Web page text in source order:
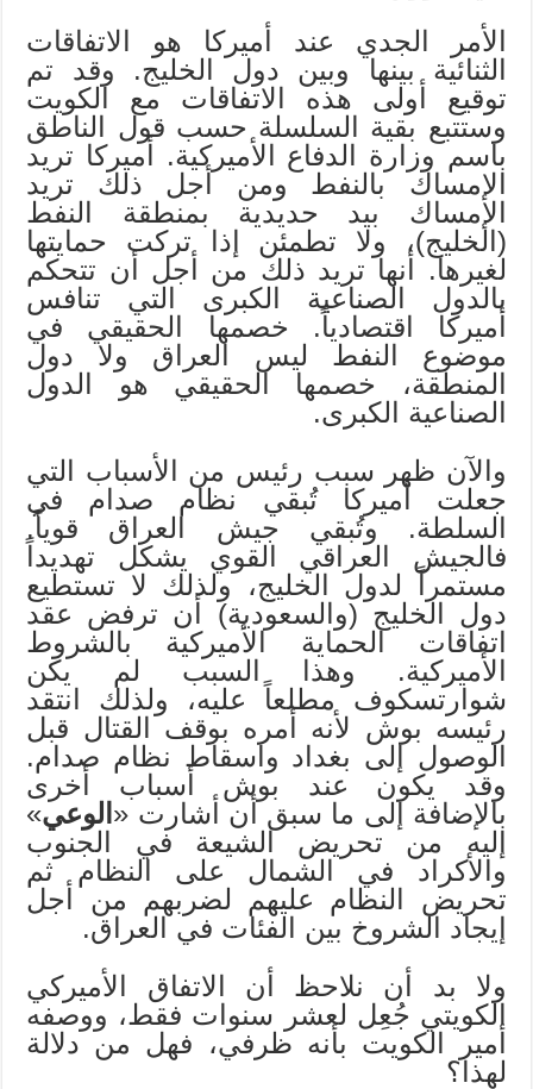
الأمر الجدي عند أميركا هو الاتفاقات
الثنائية بينها وبين دول الخليج. وقد تم
توقيع أولى هذه الاتفاقات مع الكويت
وستتبع بقية السلسلة حسب قول الناطق
باسم وزارة الدفاع الأميركية. أميركا تريد
الإمساك بالنفط ومن أجل ذلك تريد
الإمساك بيد حديدية بمنطقة النفط
(الخليج)، ولا تطمئن إذا تركت حمايتها
لغيرها. أنها تريد ذلك من أجل أن تتحكم
بالدول الصناعية الكبرى التي تنافس
أميركا اقتصادياً. خصمها الحقيقي في
موضوع النفط ليس العراق ولا دول
المنطقة، خصمها الحقيقي هو الدول
الصناعية الكبرى.
والآن ظهر سبب رئيس من الأسباب التي
جعلت أميركا تُبقي نظام صدام في
السلطة. وتُبقي جيش العراق قوياً.
فالجيش العراقي القوي يشكل تهديداً
مستمراً لدول الخليج، ولذلك لا تستطيع
دول الخليج (والسعودية) أن ترفض عقد
اتفاقات الحماية الأميركية بالشروط
الأميركية. وهذا السبب لم يكن
شوارتسكوف مطلعاً عليه، ولذلك انتقد
رئيسه بوش لأنه أمره بوقف القتال قبل
الوصول إلى بغداد واسقاط نظام صدام.
وقد يكون عند بوش أسباب أخرى
بالإضافة إلى ما سبق أن أشارت « الوعي»
إليه من تحريض الشيعة في الجنوب
والأكراد في الشمال على النظام ثم
تحريض النظام عليهم لضربهم من أجل
إيجاد الشروخ بين الفئات في العراق.
ولا بد أن نلاحظ أن الاتفاق الأميركي
الكويتي جُعِل لعشر سنوات فقط، ووصفه
أمير الكويت بأنه ظرفي، فهل من دلالة
لهذا؟